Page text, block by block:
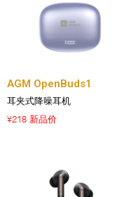
AGM OpenBuds1
耳夹式降噪耳机
¥218 新品价